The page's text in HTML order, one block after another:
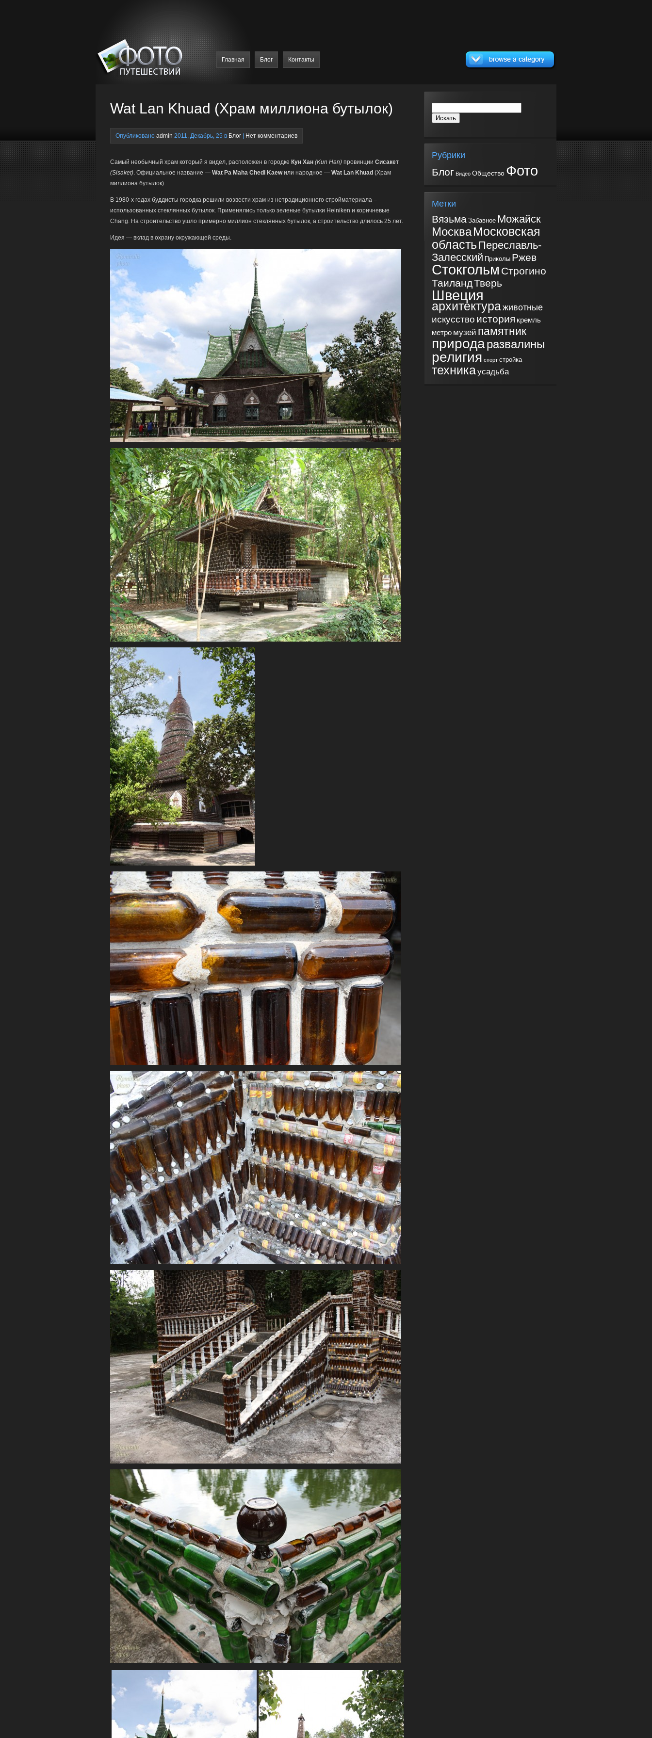
Главная Блог Контакты
Wat Lan Khuad (Храм миллиона бутылок)
Опубликовано admin 2011, Декабрь, 25 в Блог Нет комментариев
Самый необычный храм который я видел, расположен в городке Кун Хан (Kun Han) провинции Сисакет
(Sisaket). Официальное название — Wat Pa Maha Chedi Kaewили народное — Wat Lan Khuad (Храм
миллиона бутылок).
В 1980-х годах буддисты городка решили возвести храм из нетрадиционного стройматериала –
использованных стеклянных бутылок. Применялись только зеленые бутылки Heiniken и коричневые
Chang. На строительство ушло примерно миллион стеклянных бутылок, а строительство длилось 25 лет.
Идея — вклад в охрану окружающей среды.
Рубрики
Блог Видео Общество Фото
Метки
Вязьма Забавное Можайск
МоскваМосковская
область Переславль-
Залесский Приколы Ржев
Стокгольм Строгино
ТаиландТверь
Швеция
архитектураживотные
искусство история кремль
метро музей памятник
природаразвалины
религия спорт стройка
техникаусадьба